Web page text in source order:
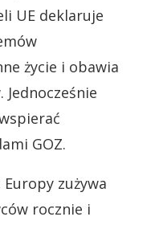
UE deklaruje
życie i obawia
GOZ.
zużywa
rocznie i